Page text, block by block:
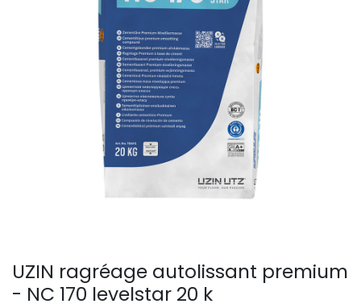
UZIN ragréage autolissant premium
- NC 170 levelstar 20 k